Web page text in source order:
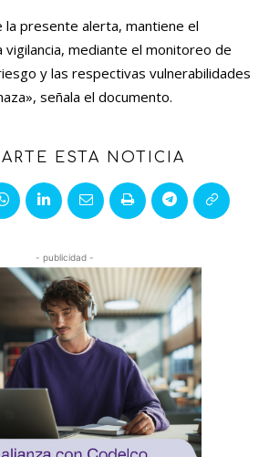
la presente alerta, mantiene el
mediante el monitoreo de
y las respectivas vulnerabilidades
señala el documento.
ESTA NOTICIA
- publicidad -